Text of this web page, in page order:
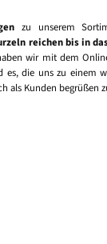
zu unserem
reichen bis in
wir mit dem
es, die uns zu einem
als Kunden begrüßen